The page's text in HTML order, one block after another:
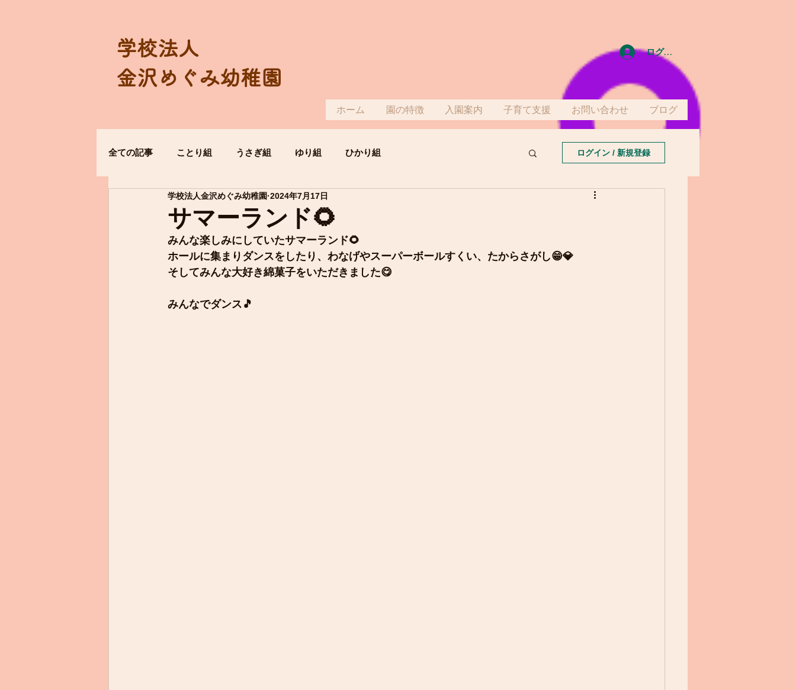
学校法人
金沢めぐみ幼稚園
ログイン
ホーム 園の特徴 入園案内 子育て支援 お問い合わせ ブログ
全ての記事 ことり組 うさぎ組 ゆり組 ひかり組 ログイン / 新規登録
サマーランド🌻
学校法人金沢めぐみ幼稚園 2024年7月17日
みんな楽しみにしていたサマーランド🌻
ホールに集まりダンスをしたり、わなげやスーパーボールすくい、たからさがし😁💎
そしてみんな大好き綿菓子をいただきました😋
みんなでダンス🎵